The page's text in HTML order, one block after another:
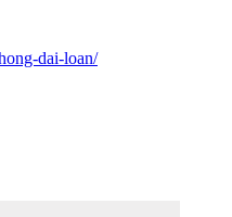
dai-loan/